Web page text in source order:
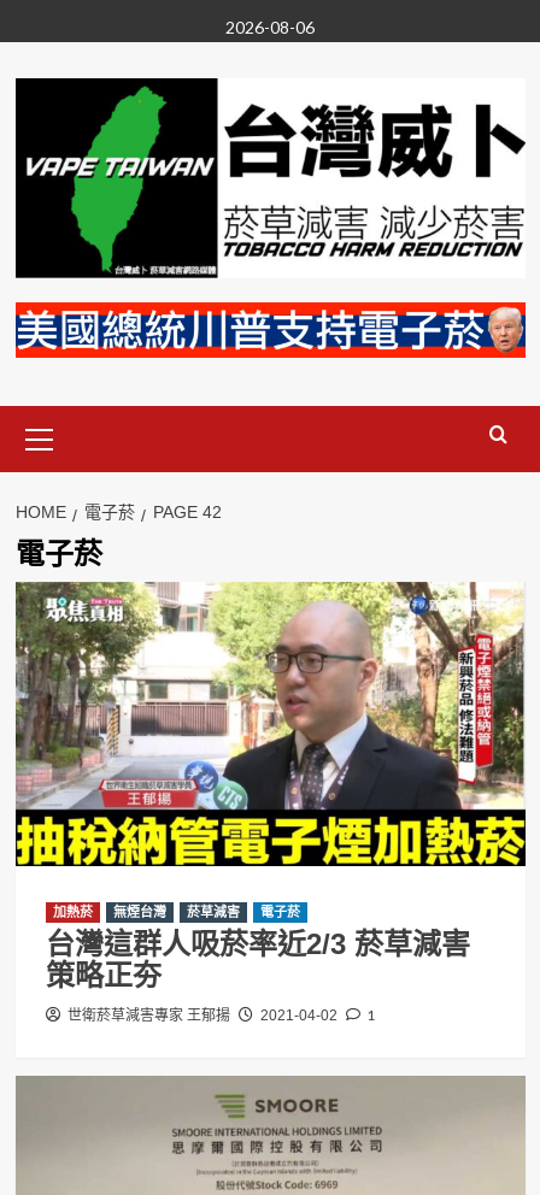
to
content
2026-08-06
Menu
HOME 電子菸 PAGE 42
電子菸
加熱菸 無煙台灣 菸草減害 電子菸
台灣這群人吸菸率近2/3 菸草減害
策略正夯
世衛菸草減害專家 王郁揚 2021-04-02 1